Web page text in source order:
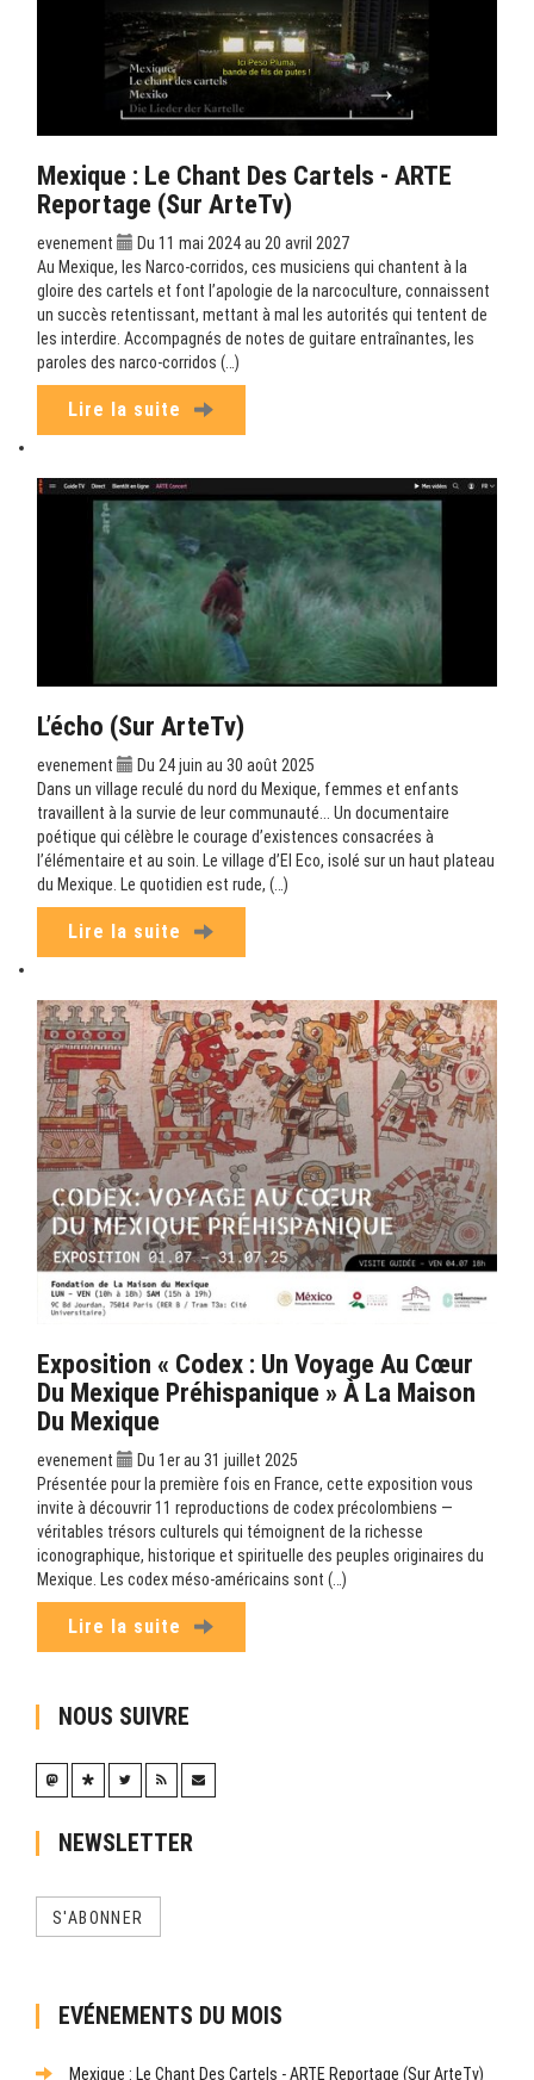
Mexique : Le Chant Des Cartels - ARTE
Reportage (sur ArteTv)
evenement
Du 11 mai 2024 au 20 avril 2027
Au Mexique, les Narco-corridos, ces musiciens qui chantent à la
gloire des cartels et font l’apologie de la narcoculture, connaissent
un succès retentissant, mettant à mal les autorités qui tentent de
les interdire. Accompagnés de notes de guitare entraînantes, les
paroles des narco-corridos (…)
Lire la suite
L’écho (sur ArteTv)
evenement
Du 24 juin au 30 août 2025
Dans un village reculé du nord du Mexique, femmes et enfants
travaillent à la survie de leur communauté... Un documentaire
poétique qui célèbre le courage d’existences consacrées à
l’élémentaire et au soin. Le village d’El Eco, isolé sur un haut plateau
du Mexique. Le quotidien est rude, (…)
Lire la suite
Exposition « Codex : Un Voyage Au Cœur
Du Mexique Préhispanique » À La Maison
Du Mexique
evenement
Du 1er au 31 juillet 2025
Présentée pour la première fois en France, cette exposition vous
invite à découvrir 11 reproductions de codex précolombiens —
véritables trésors culturels qui témoignent de la richesse
iconographique, historique et spirituelle des peuples originaires du
Mexique. Les codex méso-américains sont (…)
Lire la suite
NOUS SUIVRE
NEWSLETTER
S'ABONNER
EVÉNEMENTS DU MOIS
Mexique : Le Chant Des Cartels - ARTE Reportage (sur ArteTv)